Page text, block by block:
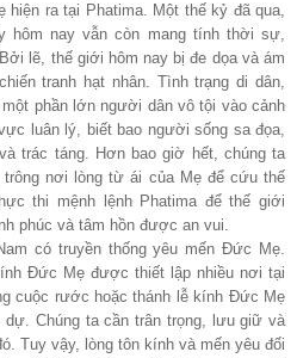
hiện ra tại Phatima. Một thế kỷ đã qua,
hôm nay vẫn còn mang tính thời sự,
lẽ, thế giới hôm nay bị đe dọa và ám
tranh hạt nhân. Tình trạng di dân,
phần lớn người dân vô tội vào cảnh
luân lý, biết bao người sống sa đọa,
trác táng. Hơn bao giờ hết, chúng ta
nơi lòng từ ái của Mẹ để cứu thế
thi mệnh lệnh Phatima để thế giới
phúc và tâm hồn được an vui.
có truyền thống yêu mến Đức Mẹ.
Đức Mẹ được thiết lập nhiều nơi tại
cuộc rước hoặc thánh lễ kính Đức Mẹ
dự. Chúng ta cần trân trọng, lưu giữ và
Tuy vậy, lòng tôn kính và mến yêu đối